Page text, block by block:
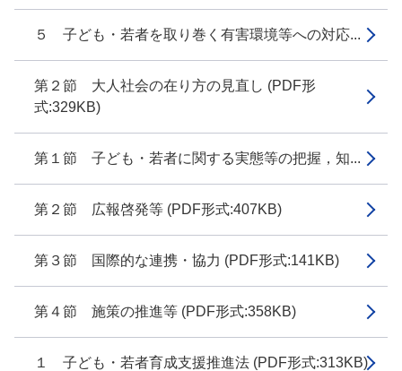
５ 子ども・若者を取り巻く有害環境等への対応...
第２節 大人社会の在り方の見直し (PDF形
式:329KB)
第１節 子ども・若者に関する実態等の把握，知...
第２節 広報啓発等 (PDF形式:407KB)
第３節 国際的な連携・協力 (PDF形式:141KB)
第４節 施策の推進等 (PDF形式:358KB)
１ 子ども・若者育成支援推進法 (PDF形式:313KB)